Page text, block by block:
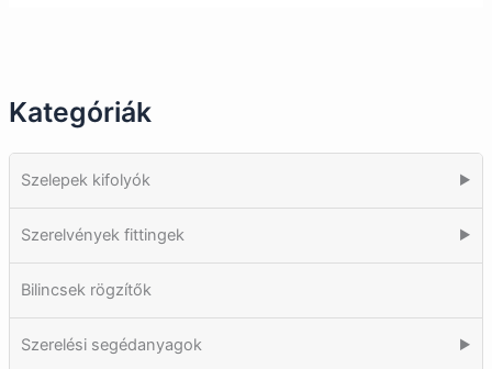
Kategóriák
Szelepek kifolyók ▶
Szerelvények fittingek ▶
Bilincsek rögzítők
Szerelési segédanyagok ▶